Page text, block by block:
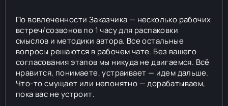
По вовлеченности Заказчика — несколько рабочих
встреч/созвонов по 1 часу для распаковки
смыслов и методики автора. Все остальные
вопросы решаются в рабочем чате. Без вашего
согласования этапов мы никуда не двигаемся. Всё
нравится, понимаете, устраивает — идем дальше.
Что-то смущает или непонятно — дорабатываем,
пока вас не устроит.